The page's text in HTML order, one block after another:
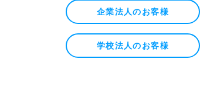
企業法人のお客様
学校法人のお客様